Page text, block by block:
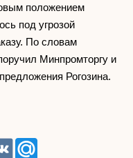
положением
под угрозой
По словам
Минпромторгу и
Рогозина.